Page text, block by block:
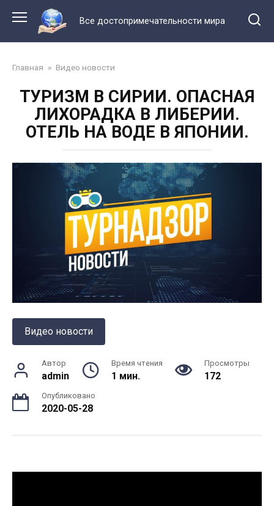
контенту
Все достопримечательности мира
Главная » Видео новости
ТУРИЗМ В СИРИИ. ОПАСНАЯ
ЛИХОРАДКА В ЛИБЕРИИ.
ОТЕЛЬ НА ВОДЕ В ЯПОНИИ.
Видео новости
Автор
admin
Время чтения
1 мин.
Просмотры
172
Опубликовано
2020-05-28